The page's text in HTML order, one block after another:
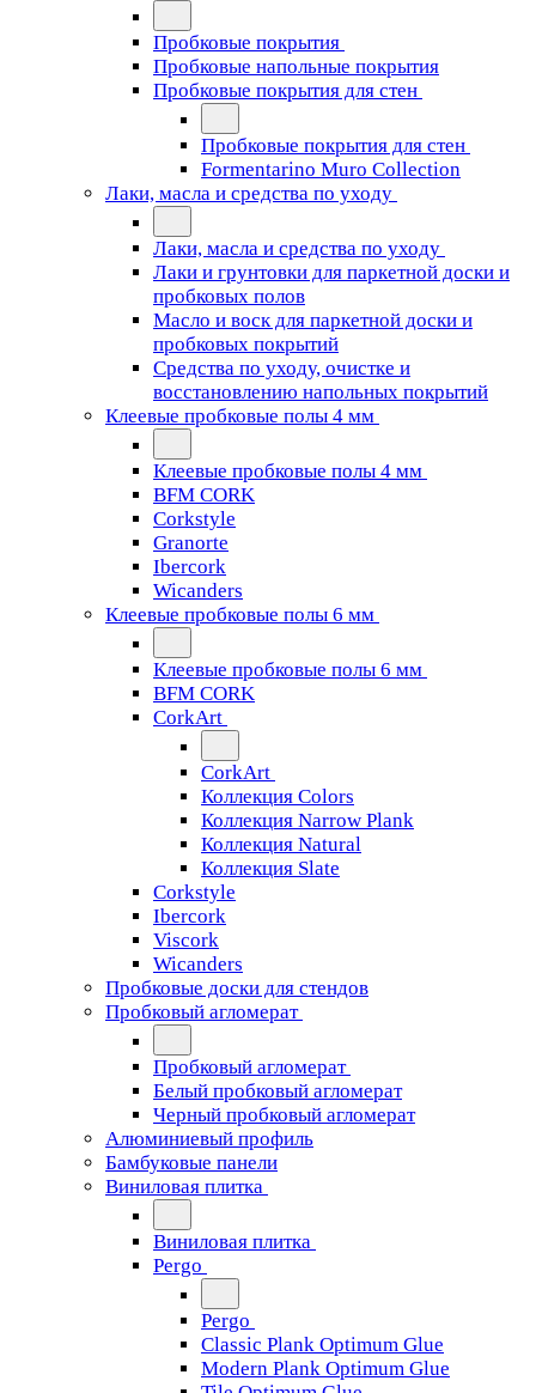
Пробковые покрытия
Пробковые напольные покрытия
Пробковые покрытия для стен
Пробковые покрытия для стен
Formentarino Muro Collection
Лаки, масла и средства по уходу
Лаки, масла и средства по уходу
Лаки и грунтовки для паркетной доски и
пробковых полов
Масло и воск для паркетной доски и
пробковых покрытий
Средства по уходу, очистке и
восстановлению напольных покрытий
Клеевые пробковые полы 4 мм
Клеевые пробковые полы 4 мм
BFM CORK
Corkstyle
Granorte
Ibercork
Wicanders
Клеевые пробковые полы 6 мм
Клеевые пробковые полы 6 мм
BFM CORK
CorkArt
CorkArt
Коллекция Colors
Коллекция Narrow Plank
Коллекция Natural
Коллекция Slate
Corkstyle
Ibercork
Viscork
Wicanders
Пробковые доски для стендов
Пробковый агломерат
Пробковый агломерат
Белый пробковый агломерат
Черный пробковый агломерат
Алюминиевый профиль
Бамбуковые панели
Виниловая плитка
Виниловая плитка
Pergo
Pergo
Classic Plank Optimum Glue
Modern Plank Optimum Glue